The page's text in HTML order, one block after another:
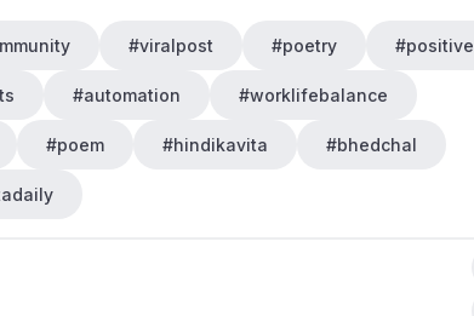
#viralpost #poetry #positive
#automation #worklifebalance
#poem #hindikavita #bhedchal